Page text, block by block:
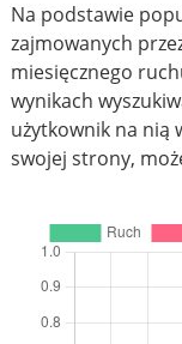
Na podstawie
zajmowanych
miesięcznego
wynikach
użytkownik na nią
swojej strony,